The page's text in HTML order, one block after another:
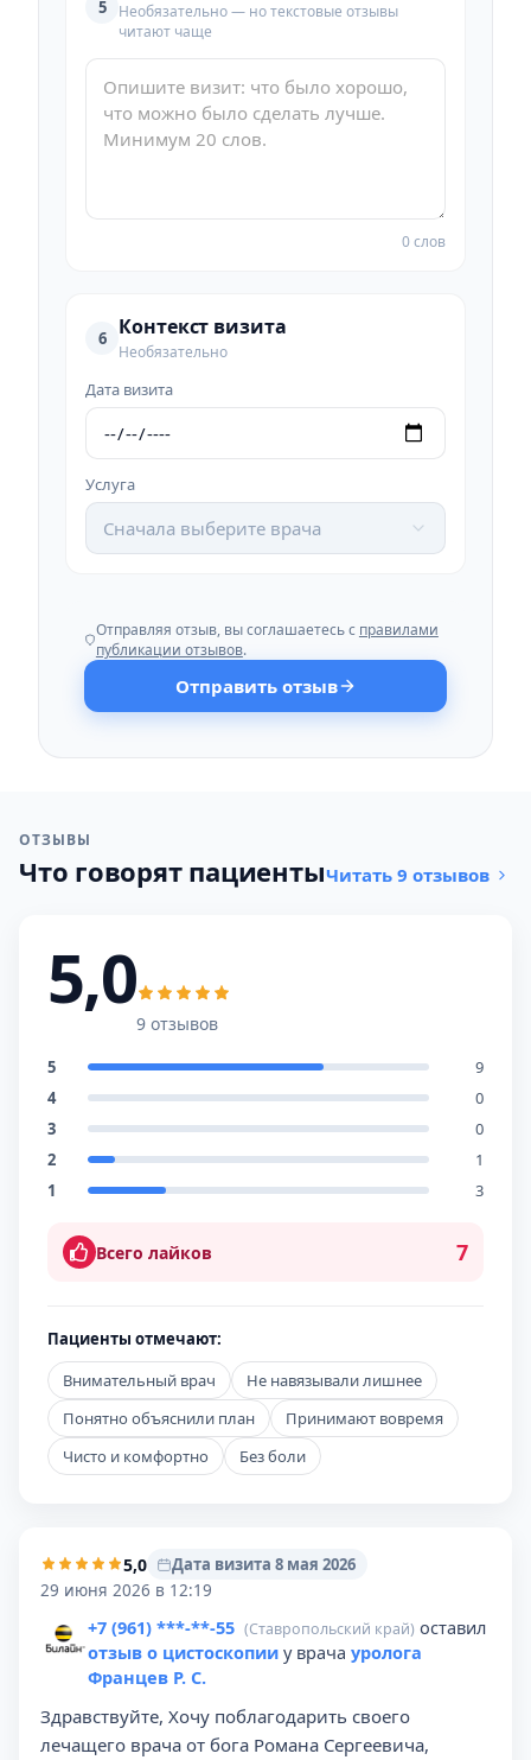
5
Необязательно — но текстовые отзывы
читают чаще
0 слов
6 Контекст визита
Необязательно
Дата визита
Услуга
Сначала выберите врача
Отправляя отзыв, вы соглашаетесь с правилами
публикации отзывов.
Отправить отзыв
ОТЗЫВЫ
Что говорят пациентыЧитать 9 отзывов
5,0
9 отзывов
5
9
4
0
3
0
2
1
1
3
Всего лайков 7
Пациенты отмечают:
Внимательный врач
Не навязывали лишнее
Понятно объяснили план
Принимают вовремя
Чисто и комфортно
Без боли
5,0
Дата визита 8 мая 2026
29 июня 2026 в 12:19
+7 (961) ***-**-55 (Ставропольский край) оставил
отзыв о цистоскопии у врача уролога
Францев Р. С.
Здравствуйте, Хочу поблагодарить своего
лечащего врача от бога Романа Сергеевича,